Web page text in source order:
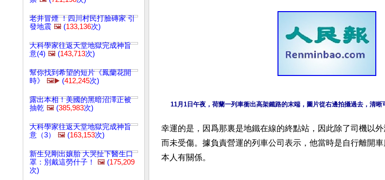
老井冒煙 ！四川村民打臉磚家 引
發地震 🖼️ (133,136次)
大科學家往返天堂地獄完成神旨
意(4) 🖼️ (143,713次)
幫你找到希望的短片《鳳蘭花開
時》
🖼️▶️ (412,245次)
露出本相！美國的黑暗沼澤正被
抽乾 🖼️ (385,983次)
大科學家往返天堂地獄完成神旨
意（3）
🖼️ (163,153次)
新生兒剛出孃胎 大哭扯下醫生口
罩：別戴這勞什子！
🖼️ (175,209
次)
11月1日午夜，荷蘭一列車衝出高架鐵路的末端，圖片從右邊拍攝過去，清晰
幸運的是，因爲那裏是地鐵在線的終點站，因此除了司機以
而未受傷。據負責營運的列車公司表示，他當時是自行離開
本人有關係。